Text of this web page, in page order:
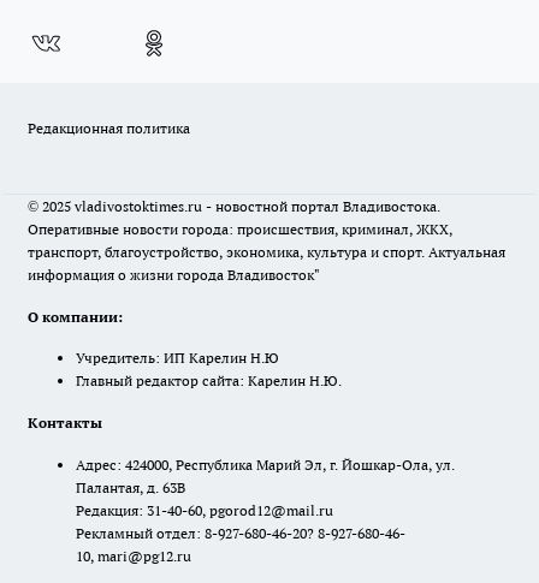
Редакционная политика
© 2025 vladivostoktimes.ru - новостной портал Владивостока.
Оперативные новости города: происшествия, криминал, ЖКХ,
транспорт, благоустройство, экономика, культура и спорт. Актуальная
информация о жизни города Владивосток"
О компании:
Учредитель: ИП Карелин Н.Ю
Главный редактор сайта: Карелин Н.Ю.
Контакты
Адрес: 424000, Республика Марий Эл, г. Йошкар-Ола, ул.
Палантая, д. 63В
Редакция: 31-40-60, pgorod12@mail.ru
Рекламный отдел: 8-927-680-46-20? 8-927-680-46-
10, mari@pg12.ru